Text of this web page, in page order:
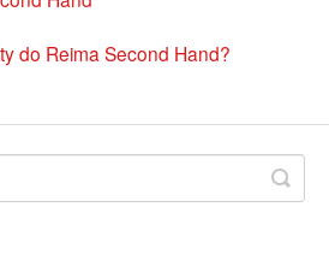
do Reima Second Hand?